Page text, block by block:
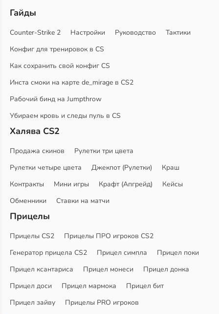
Гайды
Counter-Strike 2 Настройки Руководство
Тактики
Конфиг для тренировок в CS
Как сохранить свой конфиг CS
Инста смоки на карте de_mirage в CS2
Рабочий бинд на Jumpthrow
Убираем кровь и следы пуль в CS
Халява CS2
Продажа скинов
Рулетки три цвета
Рулетки четыре цвета
Джекпот (Рулетки)
Краш
Контракты
Мини игры Крафт (Апгрейд)
Кейсы
Обменники
Ставки на матчи
Прицелы
Прицелы CS2
Прицелы ПРО игроков CS2
Генератор прицела CS2
Прицел симпла
Прицел поки
Прицел ксантариса
Прицел монеси
Прицел донка
Прицел доси
Прицел мармока
Прицел бит
Прицел зайву
Прицелы PRO игроков